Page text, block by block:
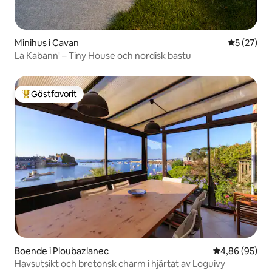
Minihus i Cavan 5 av 5 i
5 (27)
La Kabann' – Tiny House och nordisk bastu
Populär gästfavorit
Gästfavorit
Boende i Ploubazlanec 4,86 av 5 i
4,86 (95)
Havsutsikt och bretonsk charm i hjärtat av Loguivy